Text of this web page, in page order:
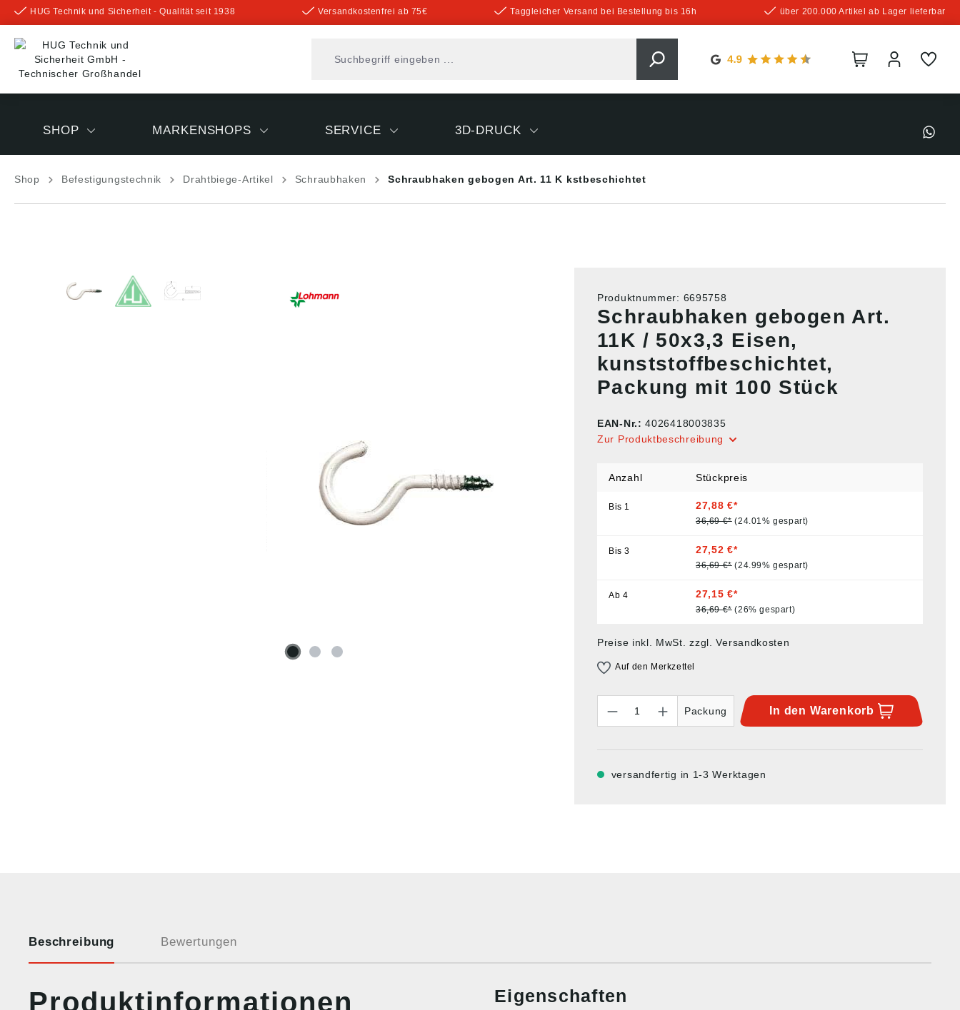
springen
HUG Technik und Sicherheit - Qualität seit 1938 Versandkostenfrei ab 75€ Taggleicher Versand bei Bestellung bis 16h über 200.000 Artikel ab Lager lieferbar
SHOP MARKENSHOPS SERVICE 3D-DRUCK
Shop Befestigungstechnik Drahtbiege-Artikel Schraubhaken Schraubhaken gebogen Art. 11 K kstbeschichtet
Produktnummer: 6695758
Schraubhaken gebogen Art.
11K / 50x3,3 Eisen,
kunststoffbeschichtet,
Packung mit 100 Stück
EAN-Nr.:4026418003835
Zur Produktbeschreibung
Anzahl Stückpreis
Bis 1 27,88 €*
36,69 €* (24.01% gespart)
Bis3 27,52 €*
36,69 €* (24.99% gespart)
Ab 4 27,15 €*
36,69 €* (26% gespart)
Preise inkl. MwSt. zzgl. Versandkosten
Auf den Merkzettel
Packung
In den Warenkorb
versandfertig in 1-3 Werktagen
Beschreibung Bewertungen
Produktinformationen
Eigenschaften